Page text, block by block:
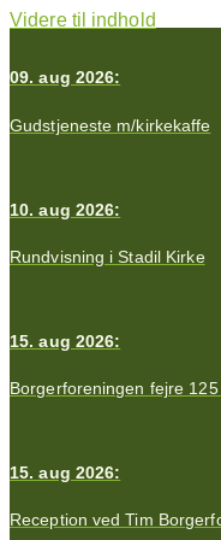
Videre til indhold
09. aug 2026:
Gudstjeneste m/kirkekaffe
10. aug 2026:
Rundvisning i Stadil Kirke
15. aug 2026:
Borgerforeningen fejre
15. aug 2026:
Reception ved Tim